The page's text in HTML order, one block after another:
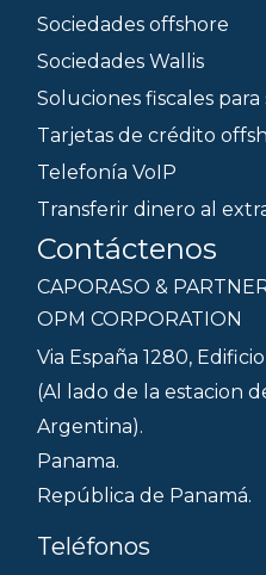
Sociedades offshore
Sociedades Wallis
Soluciones fiscales
Tarjetas de crédito
Telefonía VoIP
Transferir dinero al
Contáctenos
CAPORASO &
OPM CORPORATION
Via España 1280,
(Al lado de la estacion
Argentina).
Panama.
República de Panamá.
Teléfonos